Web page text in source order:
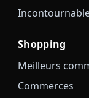
Shopping
Meilleurs
Commerces